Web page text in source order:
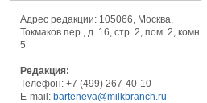
Адрес редакции: 105066, Москва,
Токмаков пер., д. 16, стр. 2, пом. 2, комн.
5
Редакция:
Телефон: +7 (499) 267-40-10
E-mail: barteneva@milkbranch.ru